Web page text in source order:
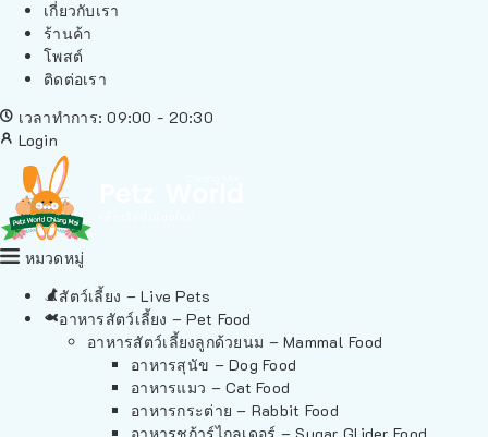
เกี่ยวกับเรา
ร้านค้า
โพสต์
ติดต่อเรา
เวลาทำการ: 09:00 - 20:30
Login
หมวดหมู่
สัตว์เลี้ยง – Live Pets
อาหารสัตว์เลี้ยง – Pet Food
อาหารสัตว์เลี้ยงลูกด้วยนม – Mammal Food
อาหารสุนัข – Dog Food
อาหารแมว – Cat Food
อาหารกระต่าย – Rabbit Food